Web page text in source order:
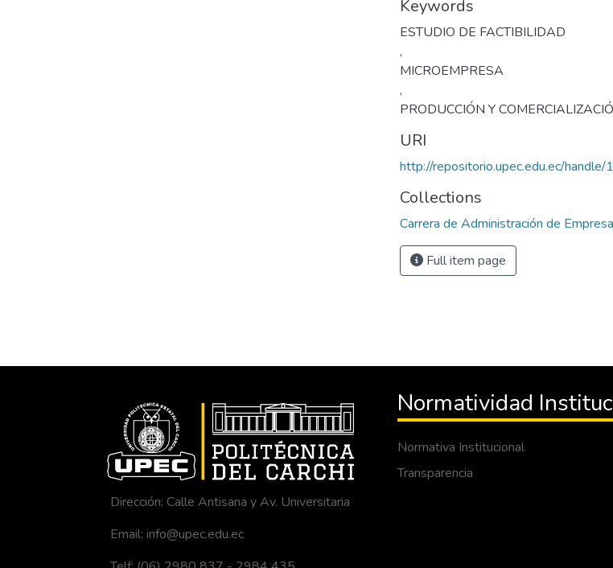
Keywords
ESTUDIO DE FACTIBILIDAD
,
MICROEMPRESA
,
PRODUCCIÓN Y
URI
http://repositorio.upec.edu.ec/
Collections
Carrera de Administración de
Full item page
Dirección: Calle Antisana y Av. Universitaria
Email: info@upec.edu.ec
Normatividad
Normativa Institucional
Transparencia